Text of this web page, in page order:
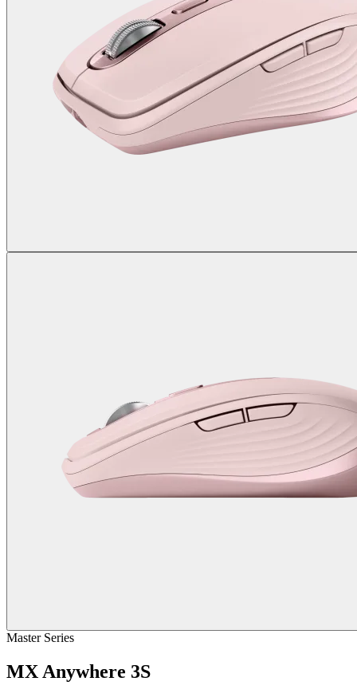
Master Series
MX Anywhere 3S